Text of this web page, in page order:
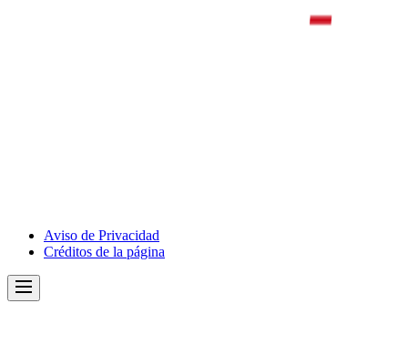
DeportivoAviso de Privacidad
Créditos de la página
Menu